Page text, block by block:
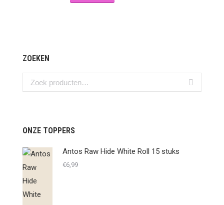
ZOEKEN
ONZE TOPPERS
Antos Raw Hide White Roll 15 stuks
€6,99